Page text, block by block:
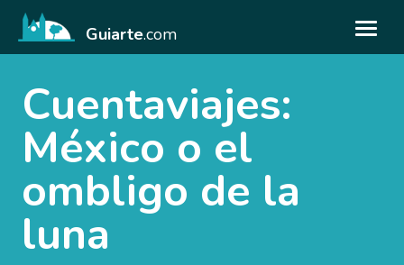
Guiarte.com
Cuentaviajes:
México o el
ombligo de la
luna